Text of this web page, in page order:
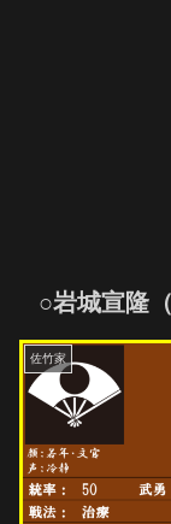
○岩城宣隆
佐竹家